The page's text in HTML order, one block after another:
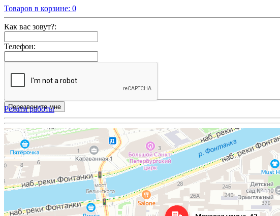
Товаров в корзине: 0
Как вас зовут?:
Телефон:
Режим работы